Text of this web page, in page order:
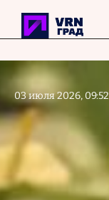
Перейти к
03 июля 2026, 09:52